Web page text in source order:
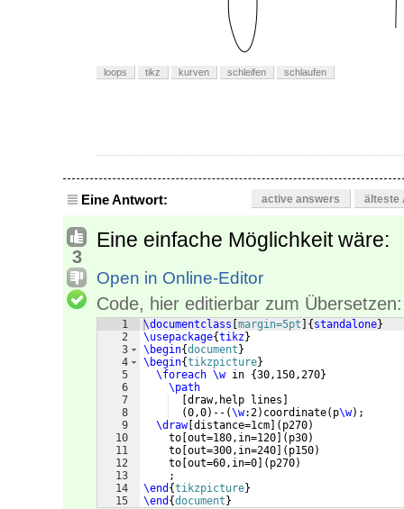
loops tikz kurven schleifen schlaufen
Eine Antwort: active answers älteste
3
Eine einfache Möglichkeit wäre:
Open in Online-Editor
Code, hier editierbar zum Übersetzen:
1
2
3
4
5
6
7
8
9
10
11
12
13
14
15
\documentclass margin=5pt { standalone}
\usepackage{tikz}
\begin{document }
\begin{tikzpicture}
\foreach \w in {30,150,270}
\path
draw,help lines
(0,0) -- (\w:2) coordinate( p\w) ;
\draw[ distance=1cm ( p270)
    to
out=180,in=120 ( p30)
    to
out=300,in=240 ( p150)
    to
out=60,in=0 ( p270)
    ;
\end {tikzpicture}
\end {document }